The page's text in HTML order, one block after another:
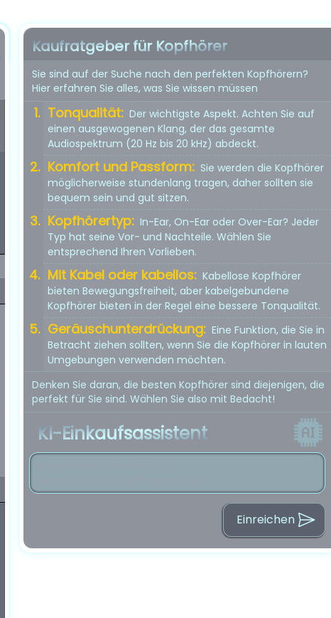
Kaufratgeber für Kopfhörer
Sie sind auf der Suche nach den perfekten Kopfhörern?
Hier erfahren Sie alles, was Sie wissen müssen
Tonqualität: Der wichtigste Aspekt. Achten Sie auf
einen ausgewogenen Klang, der das gesamte
Audiospektrum (20 Hz bis 20 kHz) abdeckt.
Komfort und Passform: Sie werden die Kopfhörer
möglicherweise stundenlang tragen, daher sollten sie
bequem sein und gut sitzen.
Kopfhörertyp: In-Ear, On-Ear oder Over-Ear? Jeder
Typ hat seine Vor- und Nachteile. Wählen Sie
entsprechend Ihren Vorlieben.
Mit Kabel oder kabellos: Kabellose Kopfhörer
bieten Bewegungsfreiheit, aber kabelgebundene
Kopfhörer bieten in der Regel eine bessere Tonqualität.
Geräuschunterdrückung: Eine Funktion, die Sie in
Betracht ziehen sollten, wenn Sie die Kopfhörer in lauten
Umgebungen verwenden möchten.
Denken Sie daran, die besten Kopfhörer sind diejenigen, die
perfekt für Sie sind. Wählen Sie also mit Bedacht!
KI-Einkaufsassistent
Einreichen